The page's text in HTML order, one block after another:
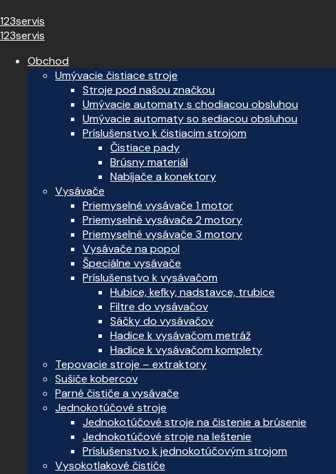
123servis
123servis
Obchod
Umývacie čistiace stroje
Stroje pod našou značkou
Umývacie automaty s chodiacou obsluhou
Umývacie automaty so sediacou obsluhou
Príslušenstvo k čistiacim strojom
Čistiace pady
Brúsny materiál
Nabíjače a konektory
Vysávače
Priemyselné vysávače 1 motor
Priemyselné vysávače 2 motory
Priemyselné vysávače 3 motory
Vysávače na popol
Špeciálne vysávače
Príslušenstvo k vysávačom
Hubice, kefky, nadstavce, trubice
Filtre do vysávačov
Sáčky do vysávačov
Hadice k vysávačom metráž
Hadice k vysávačom komplety
Tepovacie stroje – extraktory
Sušiče kobercov
Parné čističe a vysávače
Jednokotúčové stroje
Jednokotúčové stroje na čistenie a brúsenie
Jednokotúčové stroje na leštenie
Príslušenstvo k jednokotúčovým strojom
Vysokotlakové čističe